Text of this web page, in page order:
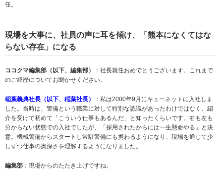
任。
現場を大事に、社員の声に耳を傾け、「熊本になくてはな
らない存在」になる
ココクマ編集部（以下、編集部）
：社長就任おめでとうございます。これまで
のご経歴についてお聞かせください。
稲葉義典社長（以下、稲葉社長）
：私は2000年9月にキューネットに入社しま
した。当時は、警備という職業に対して特別な認識があったわけではなく、紹
介を受けて初めて「こういう仕事もあるんだ」と知ったくらいです。右も左も
分からない状態での入社でしたが、「採用されたからには一生懸命やる」と決
意。機械警備からスタートし常駐警備にも携わるようになり、現場を通じて少
しずつ仕事の奥深さを理解するようになりました。
編集部 ：現場からのたたき上げですね。